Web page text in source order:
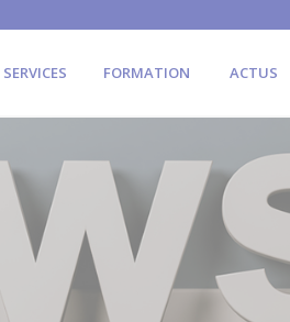
SERVICES FORMATION ACTUS